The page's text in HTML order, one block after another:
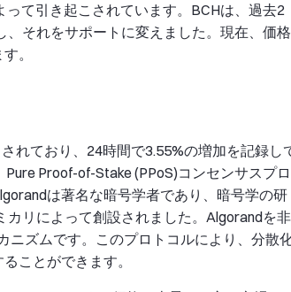
て引き起こされています。BCHは、過去2
それをサポートに変えました。現在、価格
。
れており、24時間で3.55%の増加を記録し
Proof-of-Stake (PPoS)コンセンサスプロ
は著名な暗号学者であり、暗号学の研
リによって創設されました。Algorandを非
ニズムです。このプロトコルにより、分散
ことができます。